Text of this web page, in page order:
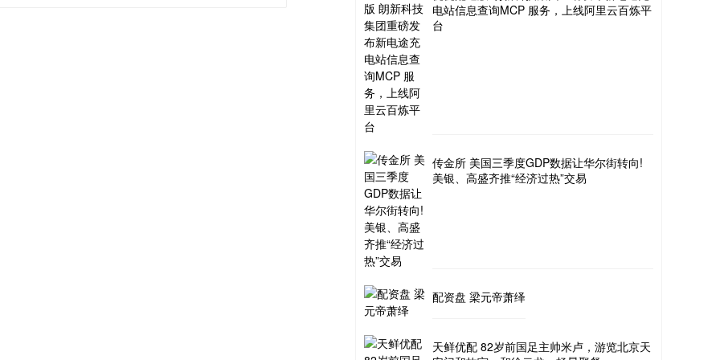
电站信息查询MCP 服务，上线阿里云百炼平
台
传金所 美国三季度GDP数据让华尔街转向!
美银、高盛齐推“经济过热”交易
配资盘 梁元帝萧绎
天鲜优配 82岁前国足主帅米卢，游览北京天